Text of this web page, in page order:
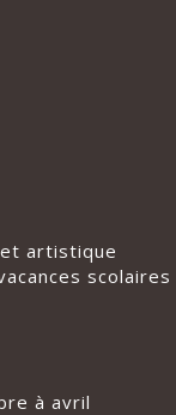
artistique
scolaires
à avril